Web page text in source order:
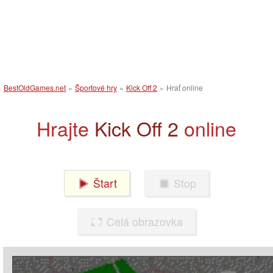
BestOldGames.net » Športové hry » Kick Off 2 » Hrať online
Hrajte Kick Off 2 online
Štart Stop
Celá obrazovka